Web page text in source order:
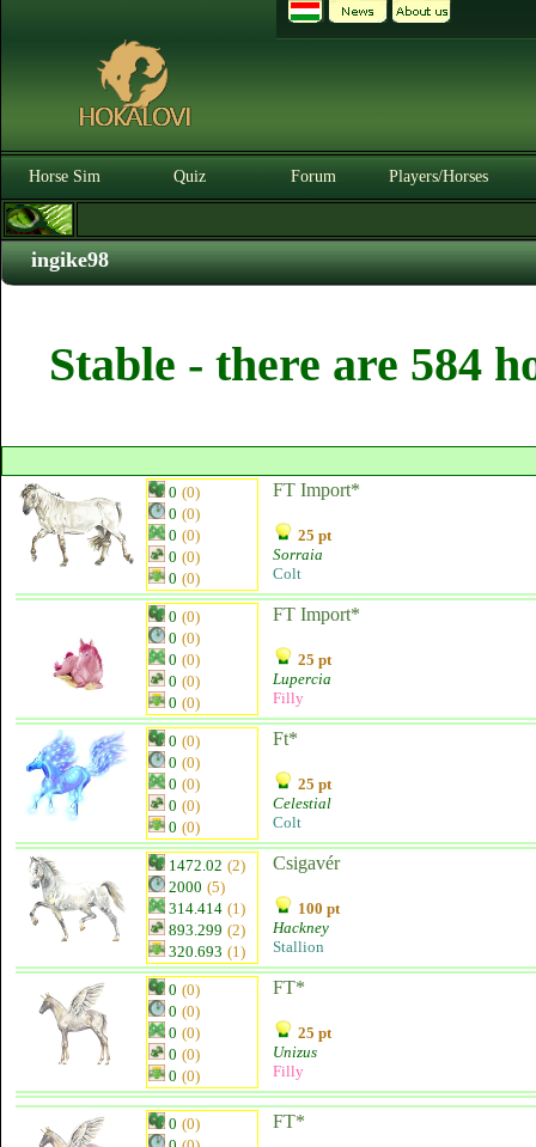
Horse Sim Quiz Forum Players/Horses
ingike98
Stable - there are 584
0 (0)
0 (0)
0 (0)
0 (0)
0 (0)
FT Import*
25 pt
Sorraia
Colt
0 (0)
0 (0)
0 (0)
0 (0)
0 (0)
FT Import*
25 pt
Lupercia
Filly
0 (0)
0 (0)
0 (0)
0 (0)
0 (0)
Ft*
25 pt
Celestial
Colt
1472.02 (2)
2000 (5)
314.414 (1)
893.299 (2)
320.693 (1)
Csigavér
100 pt
Hackney
Stallion
0 (0)
0 (0)
0 (0)
0 (0)
0 (0)
FT*
25 pt
Unizus
Filly
0 (0)
FT*